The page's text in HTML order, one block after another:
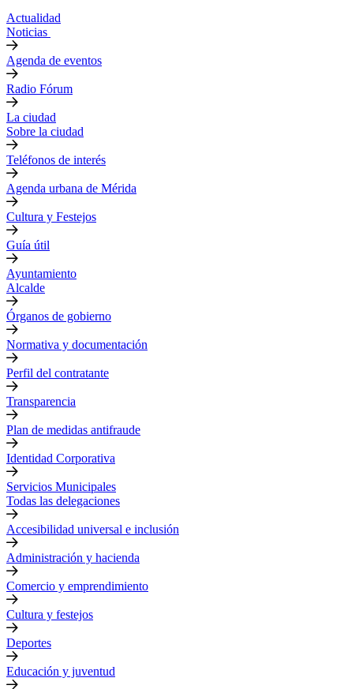
Actualidad
Noticias
Agenda de eventos
Radio Fórum
La ciudad
Sobre la ciudad
Teléfonos de interés
Agenda urbana de Mérida
Cultura y Festejos
Guía útil
Ayuntamiento
Alcalde
Órganos de gobierno
Normativa y documentación
Perfil del contratante
Transparencia
Plan de medidas antifraude
Identidad Corporativa
Servicios Municipales
Todas las delegaciones
Accesibilidad universal e inclusión
Administración y hacienda
Comercio y emprendimiento
Cultura y festejos
Deportes
Educación y juventud